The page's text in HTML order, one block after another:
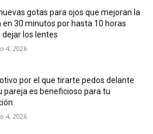
gotas para ojos que mejoran la
en 30 minutos por hasta 10 horas
dejar los lentes
4, 2026
por el que tirarte pedos delante
pareja es beneficioso para tu
4, 2026